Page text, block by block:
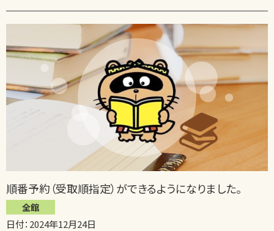
順番予約（受取順指定）ができるようになりました。
全館
日付：2024年12月24日